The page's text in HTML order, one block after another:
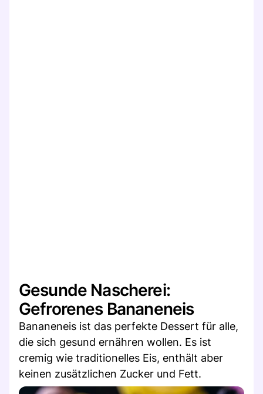
Gesunde Nascherei:
Gefrorenes Bananeneis
Bananeneis ist das perfekte Dessert für alle,
die sich gesund ernähren wollen. Es ist
cremig wie traditionelles Eis, enthält aber
keinen zusätzlichen Zucker und Fett.